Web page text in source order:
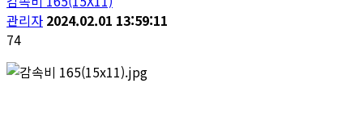
관리자 2024.02.01 13:59:11
74